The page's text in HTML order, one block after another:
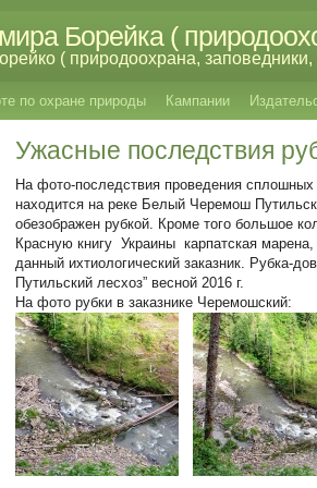
Борейка (
( природоохрана, заповедники,
по охране природы Кампании
Ужасные последствия
На фото-последствия проведения
находится на реке Белый Черемош
обезображен рубкой. Кроме того большое
Красную книгу Украины карпатская
данный ихтиологический заказник. Рубка-
Путильский лесхоз” весной 2016 г.
На фото рубки в заказнике Черемошский: